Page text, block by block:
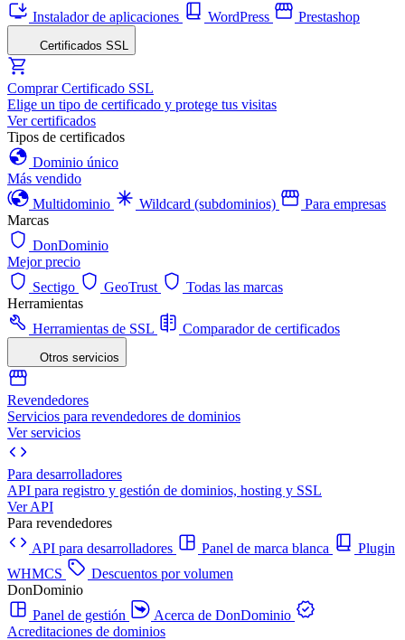
Instalador de aplicaciones
WordPress Prestashop
Certificados SSL
Comprar Certificado SSL
Elige un tipo de certificado y protege tus visitas
Ver certificados
Tipos de certificados
Dominio único
Más vendido
Multidominio
Wildcard (subdominios)
Para empresas
Marcas
DonDominio
Mejor precio
Sectigo
GeoTrust
Todas las marcas
Herramientas
Herramientas de SSL
Comparador de certificados
Otros servicios
Revendedores
Servicios para revendedores de dominios
Ver servicios
Para desarrolladores
API para registro y gestión de dominios, hosting y SSL
Ver API
Para revendedores
API para desarrolladores
Panel de marca blanca
Plugin
WHMCS
Descuentos por volumen
DonDominio
Panel de gestión
Acerca de DonDominio
Acreditaciones de dominios